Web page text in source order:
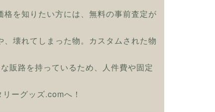
を知りたい方には、無料の事前査定が
壊れてしまった物。カスタムされた物
販路を持っているため、人件費や固定
ーグッズ.comへ！